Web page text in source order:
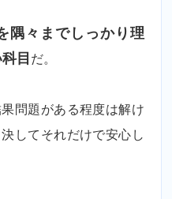
隅々までしっかり理
目 だ。
問題がある程度は解け
してそれだけで安心し